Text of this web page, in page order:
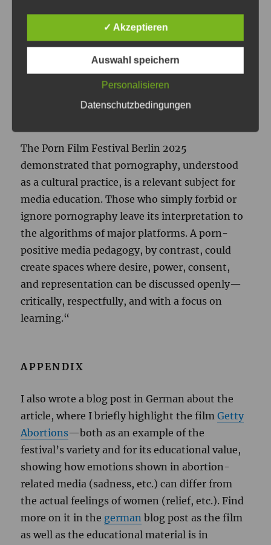
engagement—for example within school-
based media education—could help young
people consciously recognize criteria such as
consent, diversity, and production ethics.
The Porn Film Festival Berlin 2025
demonstrated that pornography, understood
as a cultural practice, is a relevant subject for
media education. Those who simply forbid or
ignore pornography leave its interpretation to
the algorithms of major platforms. A porn-
positive media pedagogy, by contrast, could
create spaces where desire, power, consent,
and representation can be discussed openly—
critically, respectfully, and with a focus on
learning.“
APPENDIX
I also wrote a blog post in German about the
article, where I briefly highlight the filmGetty
Abortions—both as an example of the
festival’s variety and for its educational value,
showing how emotions shown in abortion-
related media (sadness, etc.) can differ from
the actual feelings of women (relief, etc.). Find
more on it in the german blog post as the film
as well as the educational material is in
✓ Akzeptieren
Auswahl speichern
Personalisieren
Datenschutzbedingungen